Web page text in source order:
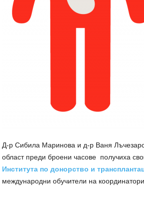
Д-р Сибила Маринова и д-р Ваня
област преди броени часове получиха
Института по донорство и
международни обучители на